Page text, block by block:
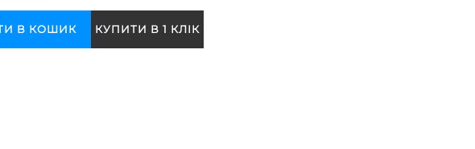
В КОШИК КУПИТИ В 1 КЛІК